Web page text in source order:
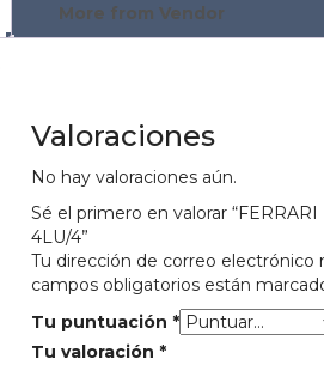
More from Vendor
Valoraciones
No hay valoraciones aún.
Sé el primero en valorar
4LU/4”
Tu dirección de correo electrónico
campos obligatorios están
Tu puntuación *
Tu valoración *